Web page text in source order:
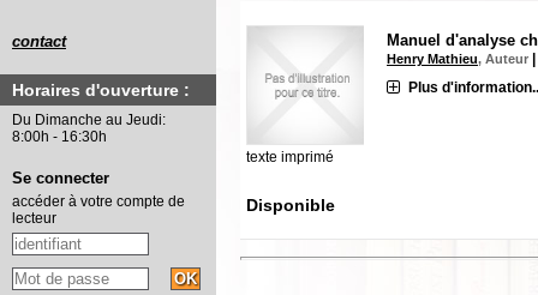
texte imprimé
Manuel d'analyse
Henry Mathieu, Auteur
Plus
Disponible
contact
Horaires d'ouverture :
Du Dimanche au Jeudi:
8:00h - 16:30h
Se connecter
accéder à votre compte de
lecteur